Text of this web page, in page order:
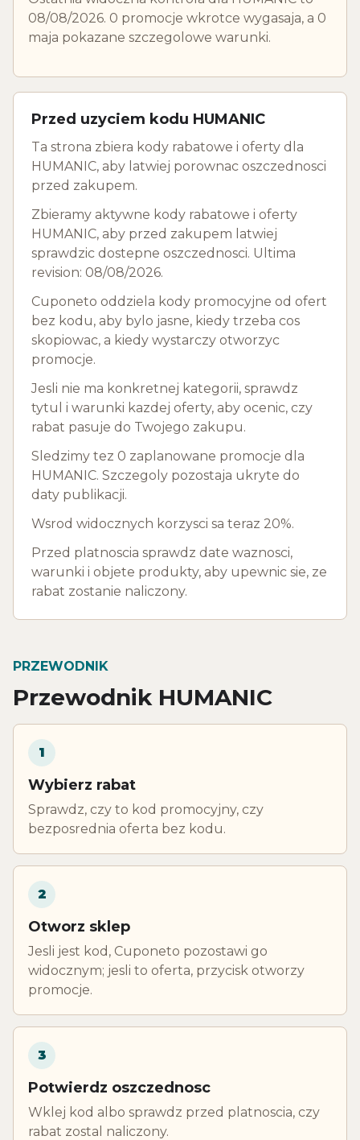
08/08/2026. 0 promocje wkrotce wygasaja, a 0
maja pokazane szczegolowe warunki.
Przed uzyciem kodu HUMANIC
Ta strona zbiera kody rabatowe i oferty dla
HUMANIC, aby latwiej porownac oszczednosci
przed zakupem.
Zbieramy aktywne kody rabatowe i oferty
HUMANIC, aby przed zakupem latwiej
sprawdzic dostepne oszczednosci. Ultima
revision: 08/08/2026.
Cuponeto oddziela kody promocyjne od ofert
bez kodu, aby bylo jasne, kiedy trzeba cos
skopiowac, a kiedy wystarczy otworzyc
promocje.
Jesli nie ma konkretnej kategorii, sprawdz
tytul i warunki kazdej oferty, aby ocenic, czy
rabat pasuje do Twojego zakupu.
Sledzimy tez 0 zaplanowane promocje dla
HUMANIC. Szczegoly pozostaja ukryte do
daty publikacji.
Wsrod widocznych korzysci sa teraz 20%.
Przed platnoscia sprawdz date waznosci,
warunki i objete produkty, aby upewnic sie, ze
rabat zostanie naliczony.
PRZEWODNIK
Przewodnik HUMANIC
1
Wybierz rabat
Sprawdz, czy to kod promocyjny, czy
bezposrednia oferta bez kodu.
2
Otworz sklep
Jesli jest kod, Cuponeto pozostawi go
widocznym; jesli to oferta, przycisk otworzy
promocje.
3
Potwierdz oszczednosc
Wklej kod albo sprawdz przed platnoscia, czy
rabat zostal naliczony.